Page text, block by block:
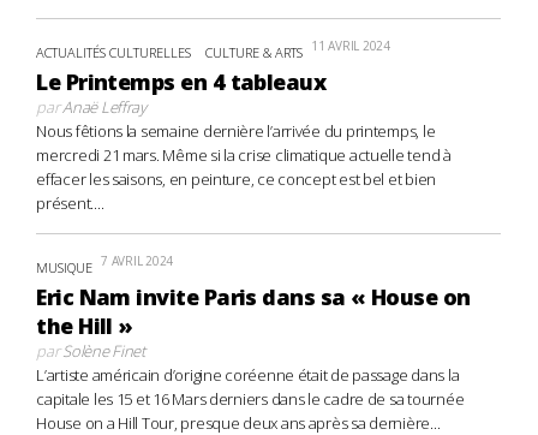
ACTUALITÉS CULTURELLES CULTURE & ARTS 11 AVRIL 2024
Le Printemps en 4 tableaux
parAnaë Leffray
Nous fêtions la semaine dernière l’arrivée du printemps, le
mercredi 21 mars. Même si la crise climatique actuelle tend à
effacer les saisons, en peinture, ce concept est bel et bien
présent....
MUSIQUE 7 AVRIL 2024
Eric Nam invite Paris dans sa « House on
the Hill »
parSolène Finet
L’artiste américain d’origine coréenne était de passage dans la
capitale les 15 et 16 Mars derniers dans le cadre de sa tournée
House on a Hill Tour, presque deux ans après sa dernière...